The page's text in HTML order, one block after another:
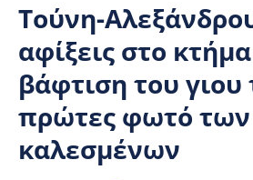
Τούνη-
αφίξεις στο
βάφτιση του γιου
πρώτες φωτό των
καλεσμένων